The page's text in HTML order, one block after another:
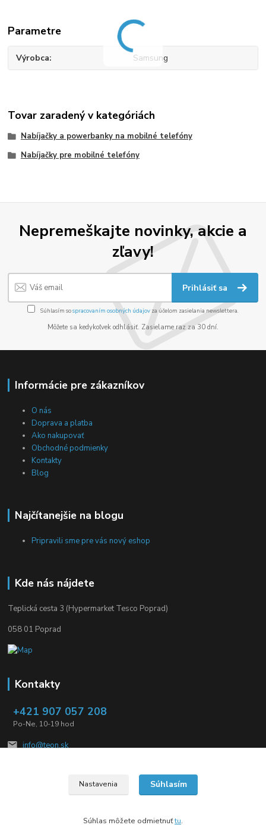
Parametre
Výrobca Samsung
Tovar zaradený v kategóriách
Nabíjačky a powerbanky na mobilné telefóny
Nabíjačky pre mobilné telefóny
Nepremeškajte novinky, akcie a
zľavy!
Prihlásiť sa
Súhlasím sospracovaním osobných údajov za účelom zasielania newslettera.
Môžete sa kedykoľvek odhlásiť. Zasielame raz za 30 dní.
Informácie pre zákazníkov
O nás
Doprava a platba
Ako nakupovať
Obchodné podmienky
Kontakty
Blog
Najčítanejšie na blogu
Pripravili sme pre vás nový eshop
Kde nás nájdete
Teplická cesta 3 (Hypermarket Tesco Poprad)
058 01 Poprad
Kontakty
+421 907 057 208
Po-Ne, 10-19 hod
info@teon.sk
Nastavenia Súhlasím
Súhlas môžete odmietnuťtu.